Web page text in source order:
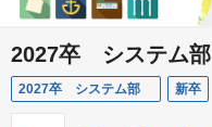
2027卒 システム部
2027卒 システム部 新卒